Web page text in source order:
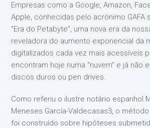
Empresas como a Google, Amazon,
Apple, conhecidas pelo acrónimo GAFA
“Era do Petabyte”, uma nova era da
reveladora do aumento exponencial da
digitalizados cada vez mais acessíveis
encontram hoje numa “nuvem” e já não
discos duros ou pen drives.
Como referiu o ilustre notário espanhol
Meneses García-Valdecasas3, o
foi construído sobre hipóteses